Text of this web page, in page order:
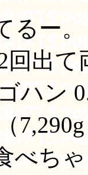
るー
回出
ハン
べち